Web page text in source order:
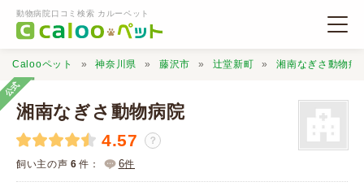
動物病院口コミ検索 カルーペット
動物病院検索
Calooペット 神奈川県 藤沢市 辻堂新町 湘南なぎさ動物病
公式
湘南なぎさ動物病院
4.57 ？
飼い主の声 6 件： 6件